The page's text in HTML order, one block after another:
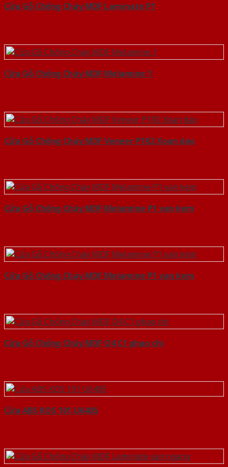
Cửa Gỗ Chống Cháy MDF Laminate P1
Cửa Gỗ Chống Cháy MDF Melamine 1
Cửa Gỗ Chống Cháy MDF Veneer P1R2 Xoan dao
Cửa Gỗ Chống Cháy MDF Melamine P1 van kem
Cửa Gỗ Chống Cháy MDF Melamine P1 van kem
Cửa Gỗ Chống Cháy MDF O4 C1 phao chi
Cửa ABS KOS 101 U6405